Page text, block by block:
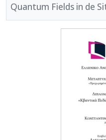
Quantum Fields in de